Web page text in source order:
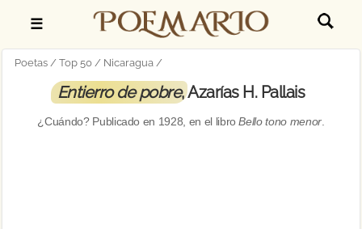
☰
Poetas Top 50 Nicaragua
Entierro de pobre, Azarías H. Pallais
¿Cuándo? Publicado en 1928 , en el libroBello tono menor.